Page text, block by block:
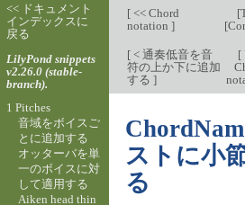
[<< Chord
notation ]
[
[
[< 通奏低音を音
符の上か下に追加
する ]
[
ストに小
る
<< ドキュメント
インデックスに
戻る
LilyPond snippets
v2.26.0 (stable-
branch).
1 Pitches
音域をボイスご
とに追加する
オッターバを単
一のボイスに対
して適用する
Aiken head thin